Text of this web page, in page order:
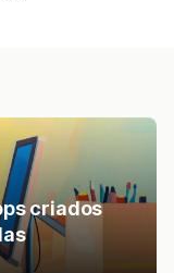
criados